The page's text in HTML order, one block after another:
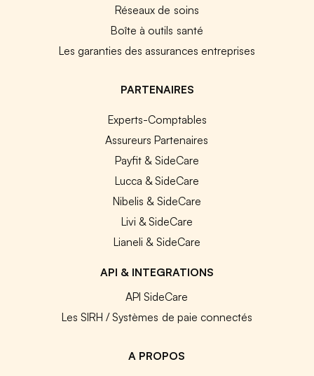
Réseaux de soins
Boîte à outils santé
Les garanties des assurances entreprises
PARTENAIRES
Experts-Comptables
Assureurs Partenaires
Payfit & SideCare
Lucca & SideCare
Nibelis & SideCare
Livi & SideCare
Lianeli & SideCare
API & INTEGRATIONS
API SideCare
Les SIRH / Systèmes de paie connectés
A PROPOS